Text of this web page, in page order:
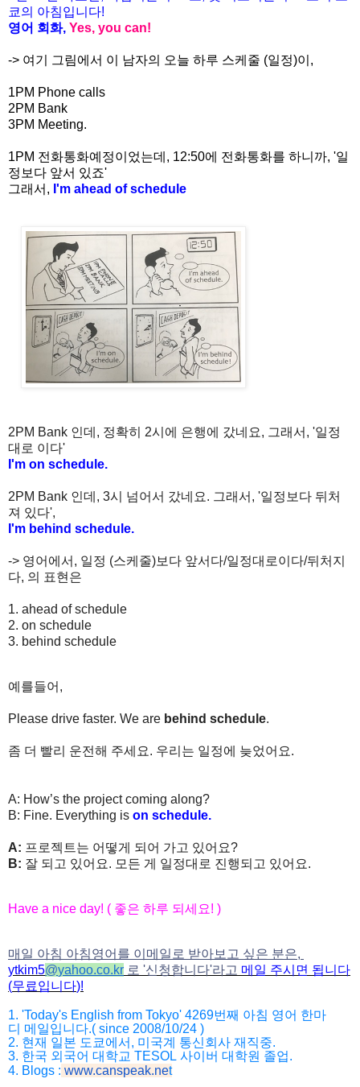
쿄의 아침입니다!
영어 회화, Yes, you can!
-> 여기 그림에서 이 남자의 오늘 하루 스케줄 (일정)이,
1PM Phone calls
2PM Bank
3PM Meeting.
1PM 전화통화예정이었는데, 12:50에 전화통화를 하니까, '일
정보다 앞서 있죠'
그래서, I'm ahead of schedule
2PM Bank 인데, 정확히 2시에 은행에 갔네요, 그래서, '일정
대로 이다'
I'm on schedule.
2PM Bank 인데, 3시 넘어서 갔네요. 그래서, '일정보다 뒤처
져 있다',
I'm behind schedule.
-> 영어에서, 일정 (스케줄)보다 앞서다/일정대로이다/뒤처지
다, 의 표현은
1. ahead of schedule
2. on schedule
3. behind schedule
예를들어,
Please drive faster. We are behind schedule.
좀 더 빨리 운전해 주세요. 우리는 일정에 늦었어요.
A: How’s the project coming along?
B: Fine. Everything is on schedule.
A: 프로젝트는 어떻게 되어 가고 있어요?
B: 잘 되고 있어요. 모든 게 일정대로 진행되고 있어요.
Have a nice day! ( 좋은 하루 되세요! )
매일 아침 아침영어를 이메일로 받아보고 싶은 분은,
ytkim5@yahoo.co.kr 로 '신청합니다'라고 메일 주시면 됩니다
(무료입니다)!
1. 'Today's English from Tokyo' 4269번째 아침 영어 한마
디 메일입니다.( since 2008/10/24 )
2. 현재 일본 도쿄에서 , 미국계 통신회사 재직중.
3. 한국 외국어 대학교 TESOL 사이버 대학원 졸업.
4. Blogs : www.canspeak.net